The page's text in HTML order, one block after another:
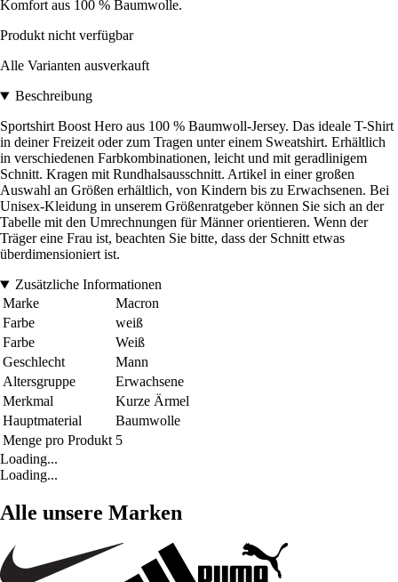
Komfort aus 100 % Baumwolle.
Produkt nicht verfügbar
Alle Varianten ausverkauft
Beschreibung
Sportshirt Boost Hero aus 100 % Baumwoll-Jersey. Das ideale T-Shirt
in deiner Freizeit oder zum Tragen unter einem Sweatshirt. Erhältlich
in verschiedenen Farbkombinationen, leicht und mit geradlinigem
Schnitt. Kragen mit Rundhalsausschnitt. Artikel in einer großen
Auswahl an Größen erhältlich, von Kindern bis zu Erwachsenen. Bei
Unisex-Kleidung in unserem Größenratgeber können Sie sich an der
Tabelle mit den Umrechnungen für Männer orientieren. Wenn der
Träger eine Frau ist, beachten Sie bitte, dass der Schnitt etwas
überdimensioniert ist.
Zusätzliche Informationen
Marke
Macron
Farbe
weiß
Farbe
Weiß
Geschlecht
Mann
Altersgruppe
Erwachsene
Merkmal
Kurze Ärmel
Hauptmaterial
Baumwolle
Menge pro Produkt 5
Loading...
Loading...
Alle unsere Marken